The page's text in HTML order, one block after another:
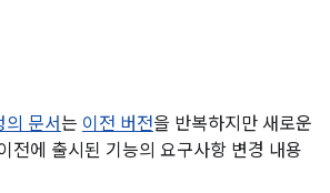
문서는 이전 버전을 반복하지만 새로운
전에 출시된 기능의 요구사항 변경 내용